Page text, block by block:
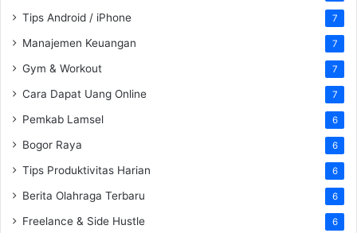
Tips Android / iPhone 7
Manajemen Keuangan 7
Gym & Workout 7
Cara Dapat Uang Online 7
Pemkab Lamsel 6
Bogor Raya 6
Tips Produktivitas Harian 6
Berita Olahraga Terbaru 6
Freelance & Side Hustle 6